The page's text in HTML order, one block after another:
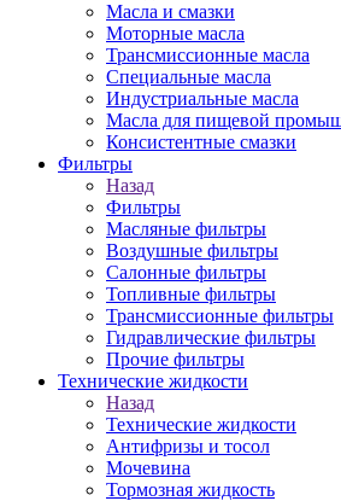
Масла и смазки
Моторные масла
Трансмиссионные масла
Специальные масла
Индустриальные масла
Масла для пищевой
Консистентные смазки
Фильтры
Назад
Фильтры
Масляные фильтры
Воздушные фильтры
Салонные фильтры
Топливные фильтры
Трансмиссионные фильтры
Гидравлические фильтры
Прочие фильтры
Технические жидкости
Назад
Технические жидкости
Антифризы и тосол
Мочевина
Тормозная жидкость